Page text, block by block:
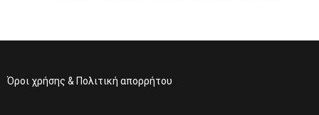
Όροι χρήσης & Πολιτική απορρήτου